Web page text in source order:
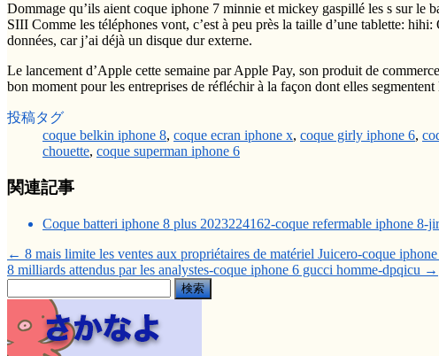
Dommage qu’ils aient coque iphone 7 minnie et mickey gaspillé les s sur le
SIII Comme les téléphones vont, c’est à peu près la taille d’une tablette:
données, car j’ai déjà un disque dur externe.
Le lancement d’Apple cette semaine par Apple Pay, son produit de
bon moment pour les entreprises de réfléchir à la façon dont elles
投稿タグ
coque belkin iphone 8, coque ecran iphone x, coque girly iphone 6,
chouette, coque superman iphone 6
関連記事
Coque batteri iphone 8 plus 2023224162-coque refermable iphone 8-
← 8 mais limite les ventes aux propriétaires de matériel Juicero-coque
8 milliards attendus par les analystes-coque iphone 6 gucci homme-dpqicu →
索: